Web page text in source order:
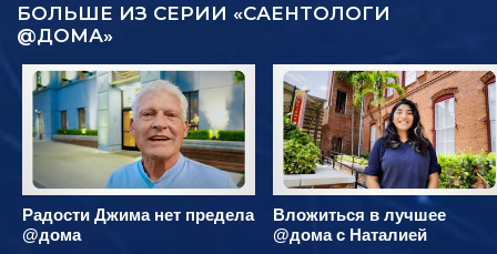
БОЛЬШЕ ИЗ СЕРИИ «САЕНТОЛОГИ
@ДОМА»
Радости Джима нет предела
@дома
Вложиться в лучшее
@дома с Наталией